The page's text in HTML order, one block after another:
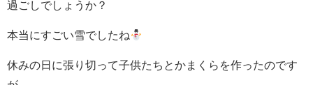
過ごしでしょうか？
本当にすごい雪でしたね
休みの日に張り切って子供たちとかまくらを作ったのです